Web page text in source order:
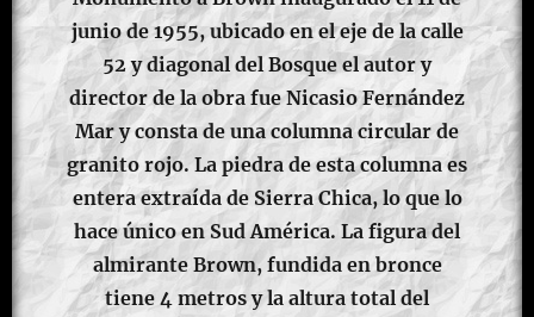
junio de 1955, ubicado en el eje de la calle
52 y diagonal del Bosque el autor y
director de la obra fue Nicasio Fernández
Mar y consta de una columna circular de
granito rojo. La piedra de esta columna es
entera extraída de Sierra Chica, lo que lo
hace único en Sud América. La figura del
almirante Brown, fundida en bronce
tiene 4 metros y la altura total del